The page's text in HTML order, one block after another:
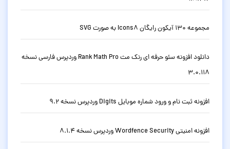
مجموعه 130 آیکون رایگان Icons8 به صورت SVG
دانلود افزونه سئو حرفه ای رنک مث Rank Math Pro وردپرس فارسی نسخه
3.0.118
افزونه ثبت نام و ورود شماره موبایل Digits وردپرس نسخه 9.2
افزونه امنیتی Wordfence Security وردپرس نسخه 8.1.4